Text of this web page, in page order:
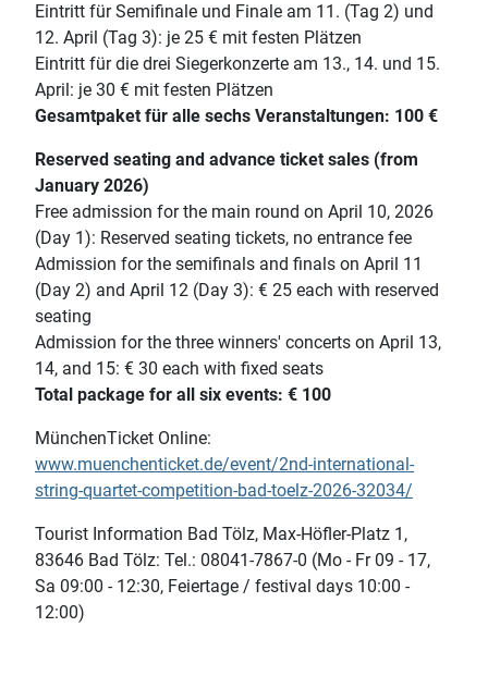
Eintritt für Semifinale und Finale am 11. (Tag 2) und
12. April (Tag 3): je 25 € mit festen Plätzen
Eintritt für die drei Siegerkonzerte am 13., 14. und 15.
April: je 30 € mit festen Plätzen
Gesamtpaket für alle sechs Veranstaltungen: 100 €
Reserved seating and advance ticket sales (from
January 2026)
Free admission for the main round on April 10, 2026
(Day 1): Reserved seating tickets, no entrance fee
Admission for the semifinals and finals on April 11
(Day 2) and April 12 (Day 3): € 25 each with reserved
seating
Admission for the three winners' concerts on April 13,
14, and 15: € 30 each with fixed seats
Total package for all six events: € 100
MünchenTicket Online:
www.muenchenticket.de/event/2nd-international-
string-quartet-competition-bad-toelz-2026-32034/
Tourist Information Bad Tölz, Max-Höfler-Platz 1,
83646 Bad Tölz: Tel.: 08041-7867-0 (Mo - Fr 09 - 17,
Sa 09:00 - 12:30, Feiertage / festival days 10:00 -
12:00)